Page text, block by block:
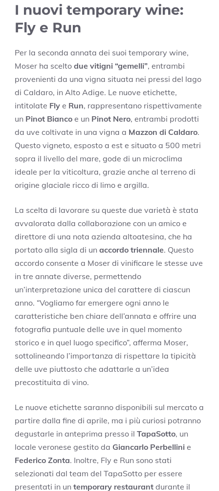
I nuovi temporary wine:
Fly e Run
Per la seconda annata dei suoi temporary wine,
Moser ha scelto due vitigni “gemelli”, entrambi
provenienti da una vigna situata nei pressi del lago
di Caldaro, in Alto Adige. Le nuove etichette,
intitolate Fly e Run, rappresentano rispettivamente
un Pinot Bianco e un Pinot Nero, entrambi prodotti
da uve coltivate in una vigna a Mazzon di Caldaro.
Questo vigneto, esposto a est e situato a 500 metri
sopra il livello del mare, gode di un microclima
ideale per la viticoltura, grazie anche al terreno di
origine glaciale ricco di limo e argilla.
La scelta di lavorare su queste due varietà è stata
avvalorata dalla collaborazione con un amico e
direttore di una nota azienda altoatesina, che ha
portato alla sigla di un accordo triennale. Questo
accordo consente a Moser di vinificare le stesse uve
in tre annate diverse, permettendo
un’interpretazione unica del carattere di ciascun
anno. “Vogliamo far emergere ogni anno le
caratteristiche ben chiare dell’annata e offrire una
fotografia puntuale delle uve in quel momento
storico e in quel luogo specifico”, afferma Moser,
sottolineando l’importanza di rispettare la tipicità
delle uve piuttosto che adattarle a un’idea
precostituita di vino.
Le nuove etichette saranno disponibili sul mercato a
partire dalla fine di aprile, ma i più curiosi potranno
degustarle in anteprima presso il TapaSotto, un
locale veronese gestito da Giancarlo Perbellini e
Federico Zonta. Inoltre, Fly e Run sono stati
selezionati dal team del TapaSotto per essere
presentati in un temporary restaurant durante il